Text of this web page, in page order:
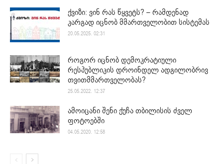
ქვიზი: ვინ რას წყვეტს? – რამდენად
კარგად იცნობ მმართველობით სისტემას
20.05.2025. 02:31
როგორ იცნობ დემოკრატიული
რესპუბლიკის დროინდელ ადგილობრივ
თვითმმართველობას?
25.05.2022. 12:37
ამოიცანი შენი ქუჩა თბილისის ძველ
ფოტოებში
04.05.2020. 12:58